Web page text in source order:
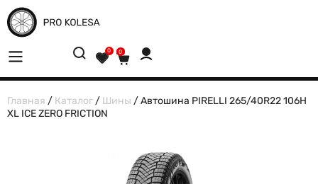
0 0
Главная / Каталог / Шины / Автошина PIRELLI 265/40R22 106H
XL ICE ZERO FRICTION